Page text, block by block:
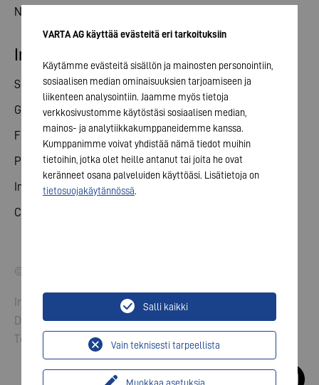
News
Investor relations
Share
General meeting
Financial calendar
Publications
Investor contact
Corporate governance
© 2026 VARTA AG. All rights reserved.
Imprint
Data Protection
Terms and Conditions
VARTA AG käyttää evästeitä eri tarkoituksiin
Käytämme evästeitä sisällön ja mainosten personointiin,
sosiaalisen median ominaisuuksien tarjoamiseen ja
liikenteen analysointiin. Jaamme myös tietoja
verkkosivustomme käytöstäsi sosiaalisen median,
mainos- ja analytiikkakumppaneidemme kanssa.
Kumppanimme voivat yhdistää nämä tiedot muihin
tietoihin, jotka olet heille antanut tai joita he ovat
keränneet osana palveluiden käyttöäsi. Lisätietoja on
tietosuojakäytännössä.
Vain teknisesti tarpeellista
Salli kaikki